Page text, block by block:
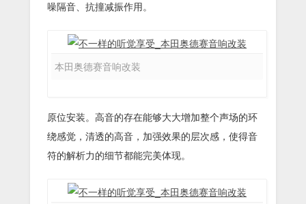
噪隔音、抗撞减振作用。
本田奥德赛音响改装
原位安装。高音的存在能够大大增加整个声场的环
绕感觉，清透的高音，加强效果的层次感，使得音
符的解析力的细节都能完美体现。